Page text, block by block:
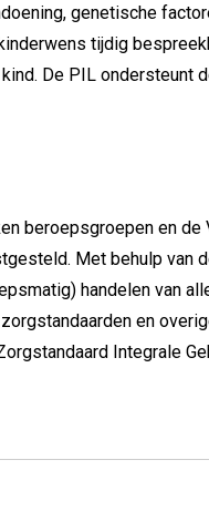
genetische
tijdig
De PIL ondersteunt
beroepsgroepen en de
Met behulp van
handelen van
en
Integrale